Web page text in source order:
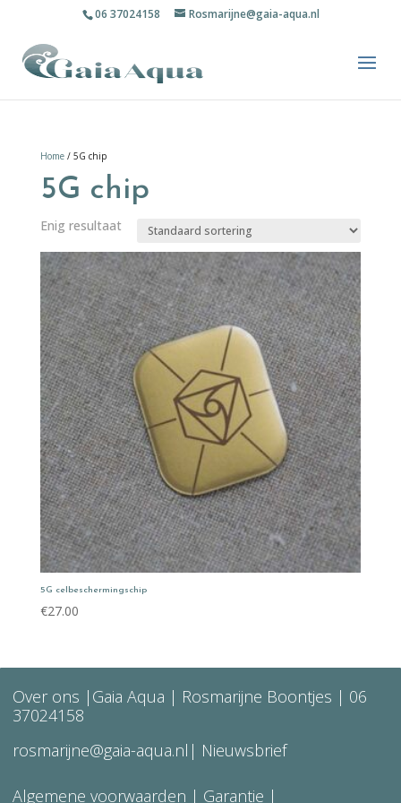
06 37024158 Rosmarijne@gaia-aqua.nl
Home/ 5G chip
5G chip
Enig resultaat
5G celbeschermingschip
€27.00
Over ons |Gaia Aqua | Rosmarijne Boontjes | 06
37024158
rosmarijne@gaia-aqua.nl | Nieuwsbrief
Algemene voorwaarden | Garantie |